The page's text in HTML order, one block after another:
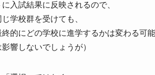
入試結果に反映されるので、
学校群を受けても、
的にどの学校に進学するかは変わる可
響しないでしょうが）